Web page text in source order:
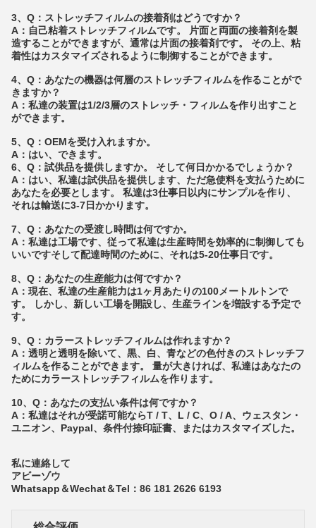
3、Q：ストレッチフィルムの接着剤はどうですか？
A：自己粘着ストレッチフィルムです。
片面と両面の接着剤を製
造することができますが、通常は片面の接着剤です。
その上、粘
着性はカスタマイズされるように制御することができます。
4、Q：あなたの機器は何層のストレッチフィルムを作ることがで
きますか？
A：私達の装置は1/2/3層のストレッチ・フィルムを作り出すこと
ができます。
5、Q：OEMを受け入れますか。
A：はい、できます。
6、Q：試供品を提供しますか。
そして何日かかるでしょうか？
A：はい、私達は試供品を提供します、ただ急使料を支払うために
あなたを必要とします。
私達は3仕事日以内にサンプルを作り、
それは輸送に3-7日かかります。
7、Q：あなたの受渡し時間は何ですか。
A：私達は工場です、従って私達は生産時間を効率的に制御しても
いいですそして配達時間のために、それは5-20仕事日です。
8、Q：あなたの生産能力は何ですか？
A：現在、私達の生産能力は1ヶ月あたりの100メートルトンで
す。
しかし、新しい工場を開設し、生産ラインを増設する予定で
す。
9、Q：カラーストレッチフィルムは作れますか？
A：透明と透明を除いて、黒、白、青などの色付きのストレッチフ
ィルムを作ることができます。
量が大きければ、私達はあなたの
ためにカラーストレッチフィルムを作ります。
10、Q：あなたの支払い条件は何ですか？
A：私達はそれが受諾可能ならT / T、L / C、O / A、ウェスタン・
ユニオン、Paypal、条件付捺印証書、またはカスタマイズした。
私に連絡して
アビーゾウ
Whatsapp＆Wechat＆Tel：86 181 2626 6193